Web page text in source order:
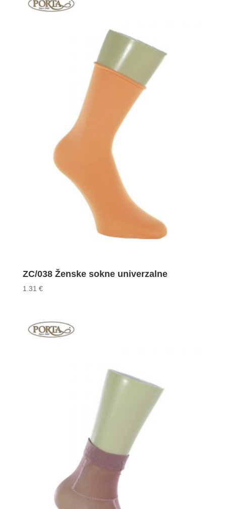
ZC/038 Ženske sokne univerzalne
1.31 €